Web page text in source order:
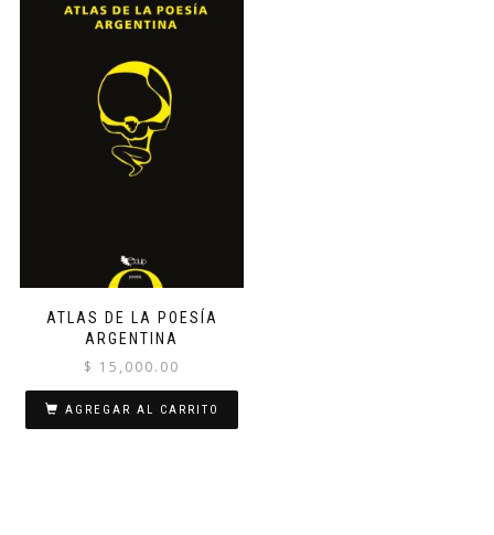
ATLAS DE LA POESÍA
ARGENTINA
$ 15,000.00
AGREGAR AL CARRITO